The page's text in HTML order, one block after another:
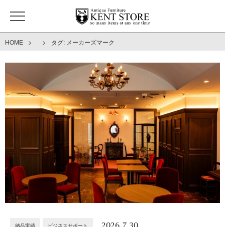
HOME > > タグ: メーカーズマーク
納品実績 ビジネスサポート